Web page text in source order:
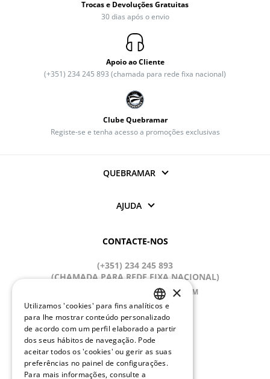
Trocas e Devoluções Gratuitas
30 dias após o envio
Apoio ao Cliente
(+351) 234 245 893 (chamada para rede fixa nacional)
Clube Quebramar
Registe-se e tenha acesso a promoções exclusivas
QUEBRAMAR
AJUDA
CONTACTE-NOS
(+351) 234 245 893
(CHAMADA PARA REDE FIXA NACIONAL)
APOIOCLIENTE@QUEBRAMAR.COM
Dias úteis
9:00 - 13:00; 14:00 - 18:00 (GMT)
REDES SOCIAIS
PORTUGUESE
ENGLISH
×
Utilizamos 'cookies' para fins analíticos e
para lhe mostrar conteúdo personalizado
de acordo com um perfil elaborado a partir
dos seus hábitos de navegação. Pode
aceitar todos os 'cookies' ou gerir as suas
preferências no painel de configurações.
Para mais informações, consulte a